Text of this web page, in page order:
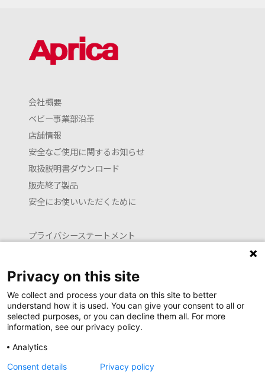
会社概要
ベビー事業部沿革
店舗情報
安全なご使用に関するお知らせ
取扱説明書ダウンロード
販売終了製品
安全にお使いいただくために
プライバシーステートメント
お問い合わせ
Launguage setting
日本語
Privacy on this site
We collect and process your data on this site to better
understand how it is used. You can give your consent to all or
selected purposes, or you can decline them all. For more
information, see our privacy policy.
Analytics
Consent details
Privacy policy